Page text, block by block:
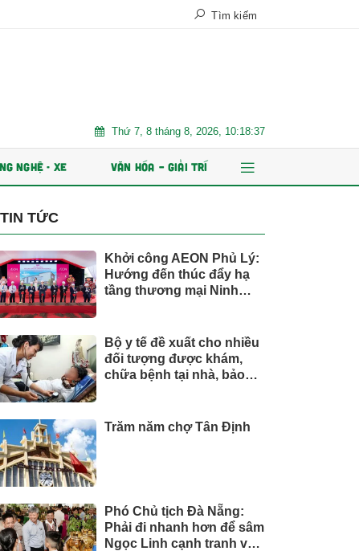
Tìm kiếm
định bền vững Chứng khoán Kafi chuẩn bị IPO 125 triệu cổ
Thứ 7, 8 tháng 8, 2026, 10:18:38
NGHỆ - XE VĂN HÓA – GIẢI TRÍ
TIN TỨC
Khởi công AEON Phủ Lý:
Hướng đến thúc đẩy hạ
tầng thương mại Ninh
Bộ y tế đề xuất cho nhiều
đối tượng được khám,
chữa bệnh tại nhà, bảo
Trăm năm chợ Tân Định
Phó Chủ tịch Đà Nẵng:
Phải đi nhanh hơn để sâm
Ngọc Linh cạnh tranh với